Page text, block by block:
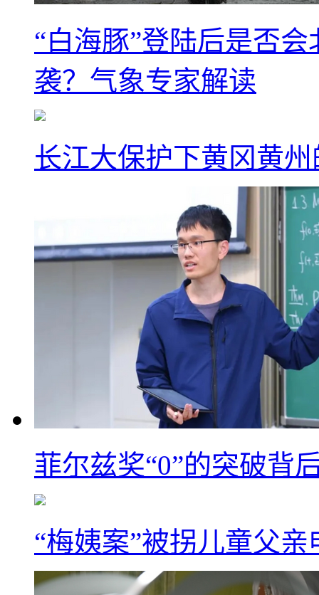
“白海豚”登陆后是否
袭？气象专家解读
长江大保护下黄冈黄
菲尔兹奖“0”的突破背
“梅姨案”被拐儿童父